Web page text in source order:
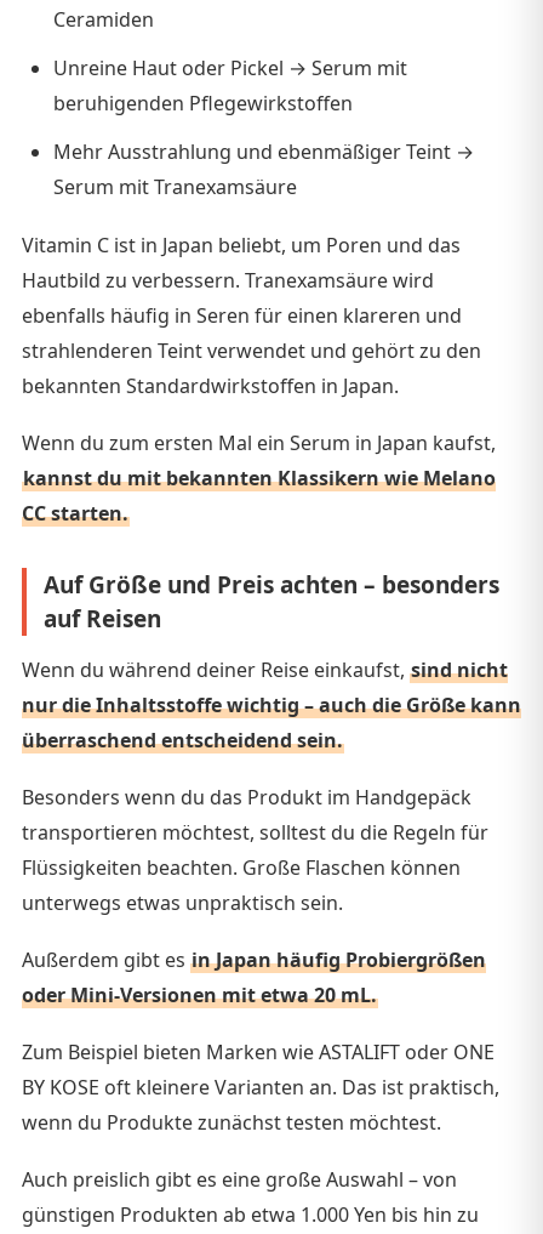
Ceramiden
Unreine Haut oder Pickel → Serum mit
beruhigenden Pflegewirkstoffen
Mehr Ausstrahlung und ebenmäßiger Teint →
Serum mit Tranexamsäure
Vitamin C ist in Japan beliebt, um Poren und das
Hautbild zu verbessern. Tranexamsäure wird
ebenfalls häufig in Seren für einen klareren und
strahlenderen Teint verwendet und gehört zu den
bekannten Standardwirkstoffen in Japan.
Wenn du zum ersten Mal ein Serum in Japan kaufst,
kannst du mit bekannten Klassikern wie Melano
CC starten.
Auf Größe und Preis achten – besonders
auf Reisen
Wenn du während deiner Reise einkaufst, sind nicht
nur die Inhaltsstoffe wichtig – auch die Größe kann
überraschend entscheidend sein.
Besonders wenn du das Produkt im Handgepäck
transportieren möchtest, solltest du die Regeln für
Flüssigkeiten beachten. Große Flaschen können
unterwegs etwas unpraktisch sein.
Außerdem gibt es in Japan häufig Probiergrößen
oder Mini-Versionen mit etwa 20 mL.
Zum Beispiel bieten Marken wie ASTALIFT oder ONE
BY KOSE oft kleinere Varianten an. Das ist praktisch,
wenn du Produkte zunächst testen möchtest.
Auch preislich gibt es eine große Auswahl – von
günstigen Produkten ab etwa 1.000 Yen bis hin zu